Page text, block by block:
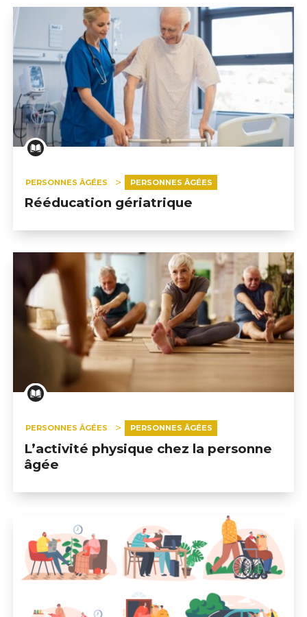
PERSONNES ÂGÉES PERSONNES ÂGÉES
Rééducation gériatrique
PERSONNES ÂGÉES PERSONNES ÂGÉES
L’activité physique chez la personne
âgée